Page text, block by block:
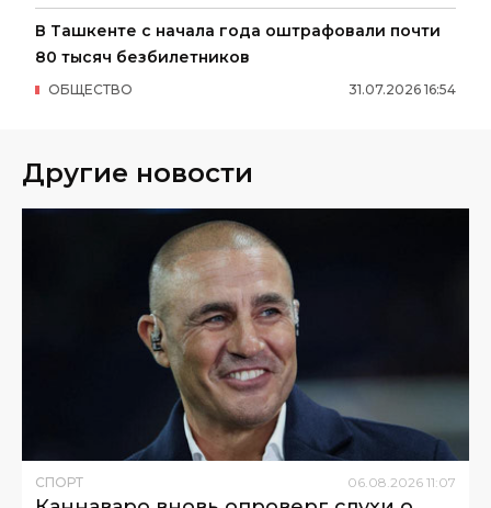
В Ташкенте с начала года оштрафовали почти
80 тысяч безбилетников
31.07.2026 16:54
ОБЩЕСТВО
Другие новости
СПОРТ 06 08 2026 11:07